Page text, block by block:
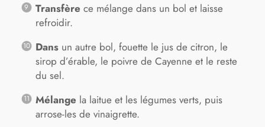
Transfère ce mélange dans un bol et laisse
refroidir.
Dansun autre bol, fouette le jus de citron, le
sirop d’érable, le poivre de Cayenne et le reste
du sel.
Mélange la laitue et les légumes verts, puis
arrose-les de vinaigrette.